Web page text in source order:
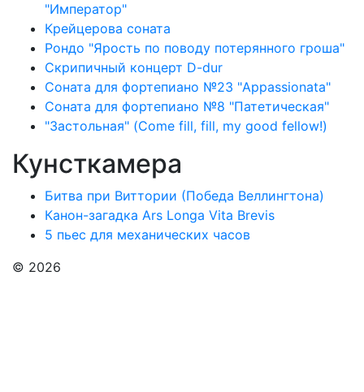
"Император"
Крейцерова соната
Рондо "Ярость по поводу потерянного гроша"
Скрипичный концерт D-dur
Соната для фортепиано №23 "Appassionata"
Соната для фортепиано №8 "Патетическая"
"Застольная" (Come fill, fill, my good fellow!)
Кунсткамера
Битва при Виттории (Победа Веллингтона)
Канон-загадка Ars Longa Vita Brevis
5 пьес для механических часов
© 2026